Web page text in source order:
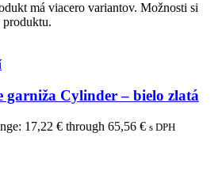
má viacero variantov. Možnosti si
produktu.
Cylinder – bielo zlatá
17,22 € through 65,56 € s DPH